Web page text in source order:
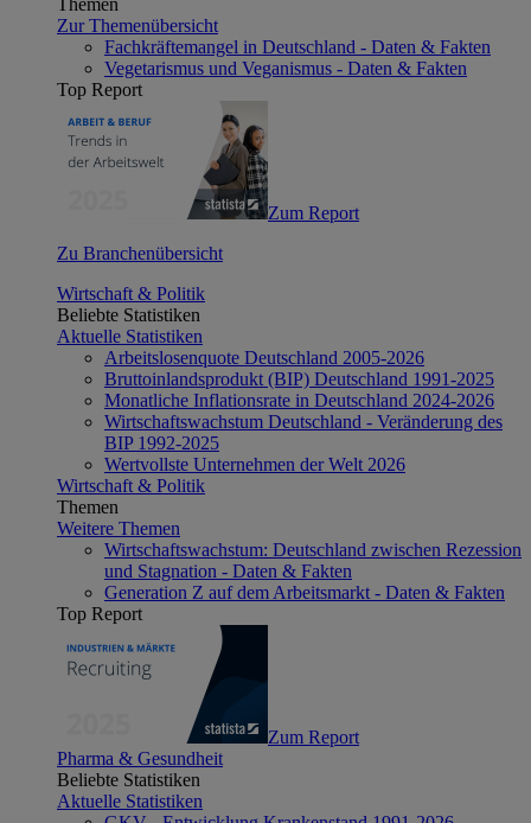
Zur Themenübersicht
Fachkräftemangel in Deutschland - Daten & Fakten
Vegetarismus und Veganismus - Daten & Fakten
Top Report
Zum Report
Zu Branchenübersicht
Wirtschaft & Politik
Beliebte Statistiken
Aktuelle Statistiken
Arbeitslosenquote Deutschland 2005-2026
Bruttoinlandsprodukt (BIP) Deutschland 1991-2025
Monatliche Inflationsrate in Deutschland 2024-2026
Wirtschaftswachstum Deutschland - Veränderung des
BIP 1992-2025
Wertvollste Unternehmen der Welt 2026
Wirtschaft & Politik
Themen
Weitere Themen
Wirtschaftswachstum: Deutschland zwischen Rezession
und Stagnation - Daten & Fakten
Generation Z auf dem Arbeitsmarkt - Daten & Fakten
Top Report
Zum Report
Pharma & Gesundheit
Beliebte Statistiken
Aktuelle Statistiken